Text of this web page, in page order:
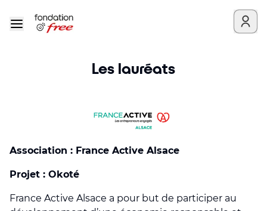
Les lauréats
Association : France Active Alsace
Projet : Okoté
France Active Alsace a pour but de participer au